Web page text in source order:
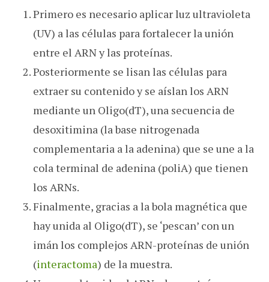
Primero es necesario aplicar luz ultravioleta
(UV) a las células para fortalecer la unión
entre el ARN y las proteínas.
Posteriormente se lisan las células para
extraer su contenido y se aíslan los ARN
mediante un Oligo(dT), una secuencia de
desoxitimina (la base nitrogenada
complementaria a la adenina) que se une a la
cola terminal de adenina (poliA) que tienen
los ARNs.
Finalmente, gracias a la bola magnética que
hay unida al Oligo(dT), se ‘pescan’ con un
imán los complejos ARN-proteínas de unión
(interactoma) de la muestra.